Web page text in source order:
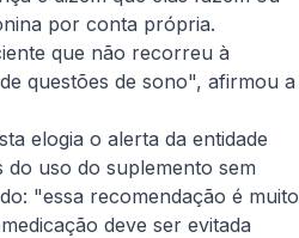
por conta própria.
que não recorreu à
questões de sono", afirmou a
elogia o alerta da entidade
uso do suplemento sem
"essa recomendação é muito
deve ser evitada